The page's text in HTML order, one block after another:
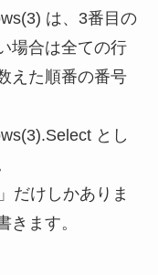
は、3番目の
場合は全ての行
えた順番の番号
とし
だけしかありま
きます。